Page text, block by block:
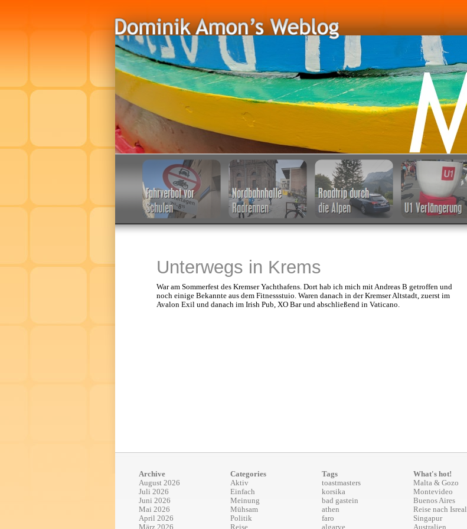
Unterwegs in Krems
War am Sommerfest des Kremser Yachthafens. Dort hab ich mich mit Andreas B getroffen und
noch einige Bekannte aus dem Fitnessstuio. Waren danach in der Kremser Altstadt, zuerst im
Avalon Exil und danach im Irish Pub, XO Bar und abschließend in Vaticano.
Archive
August 2026
Juli 2026
Juni 2026
Mai 2026
April 2026
März 2026
Categories
Aktiv
Einfach
Meinung
Mühsam
Politik
Reise
Tags
toastmasters
korsika
bad gastein
athen
faro
algarve
What's hot!
Malta & Gozo
Montevideo
Buenos Aires
Reise nach Isreal
Singapur
Australien